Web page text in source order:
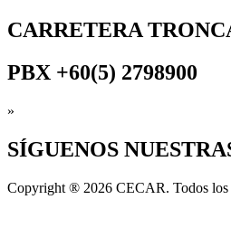
CARRETERA
PBX +60(5) 2798900
»
SÍGUENOS
Copyright ® 2026 CECAR. Todos los